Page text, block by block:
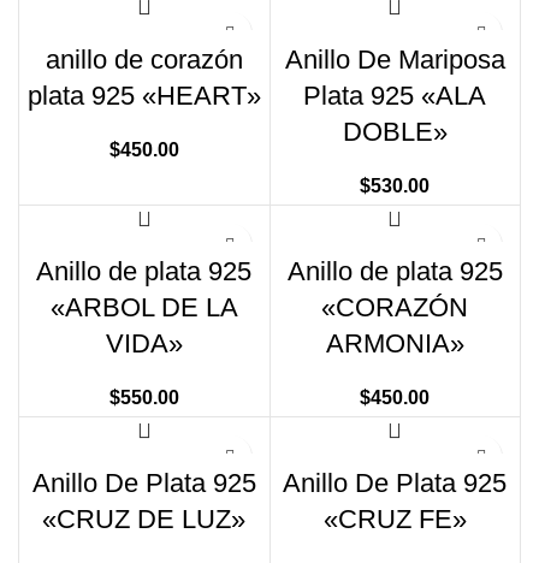
anillo de corazón
plata 925 «HEART»
$450.00
Anillo De Mariposa
Plata 925 «ALA
DOBLE»
$530.00
Anillo de plata 925
«ARBOL DE LA
VIDA»
$550.00
Anillo de plata 925
«CORAZÓN
ARMONIA»
$450.00
Anillo De Plata 925
«CRUZ DE LUZ»
Anillo De Plata 925
«CRUZ FE»